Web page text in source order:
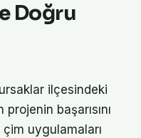
Doğru
ilçesindeki
başarısını
uygulamaları